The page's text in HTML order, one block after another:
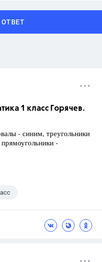
1 класс Горячев.
- синим, треугольники
-